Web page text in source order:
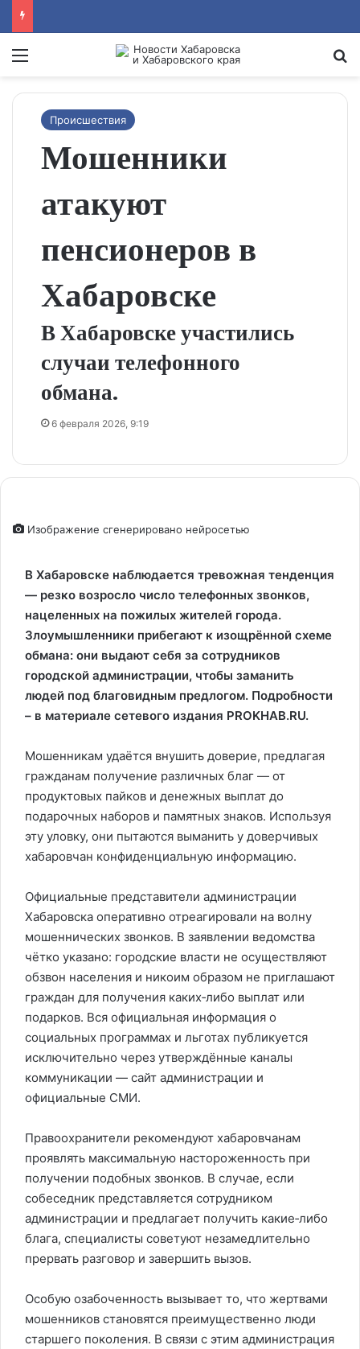
Menu
Происшествия
Мошенники
атакуют
пенсионеров в
Хабаровске
В Хабаровске участились
случаи телефонного
обмана.
6 февраля 2026, 9:19
Изображение сгенерировано нейросетью
В Хабаровске наблюдается тревожная тенденция
— резко возросло число телефонных звонков,
нацеленных на пожилых жителей города.
Злоумышленники прибегают к изощрённой схеме
обмана: они выдают себя за сотрудников
городской администрации, чтобы заманить
людей под благовидным предлогом. Подробности
– в материале сетевого издания PROKHAB.RU.
Мошенникам удаётся внушить доверие, предлагая
гражданам получение различных благ — от
продуктовых пайков и денежных выплат до
подарочных наборов и памятных знаков. Используя
эту уловку, они пытаются выманить у доверчивых
хабаровчан конфиденциальную информацию.
Официальные представители администрации
Хабаровска оперативно отреагировали на волну
мошеннических звонков. В заявлении ведомства
чётко указано: городские власти не осуществляют
обзвон населения и никоим образом не приглашают
граждан для получения каких‑либо выплат или
подарков. Вся официальная информация о
социальных программах и льготах публикуется
исключительно через утверждённые каналы
коммуникации — сайт администрации и
официальные СМИ.
Правоохранители рекомендуют хабаровчанам
проявлять максимальную настороженность при
получении подобных звонков. В случае, если
собеседник представляется сотрудником
администрации и предлагает получить какие‑либо
блага, специалисты советуют незамедлительно
прервать разговор и завершить вызов.
Особую озабоченность вызывает то, что жертвами
мошенников становятся преимущественно люди
старшего поколения. В связи с этим администрация